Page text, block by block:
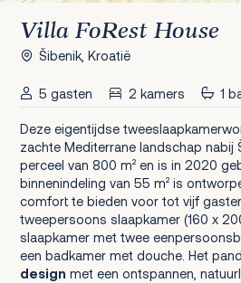
Villa FoRest House
Šibenik, Kroatië
5 gasten 2 kamers 1
Deze eigentijdse
zachte Mediterrane landschap nabij
perceel van 800 m² en is in 2020
binnenindeling van 55 m² is
comfort te bieden voor tot vijf
tweepersoons slaapkamer (160 x
slaapkamer met twee
een badkamer met douche. Het
design met een ontspannen,